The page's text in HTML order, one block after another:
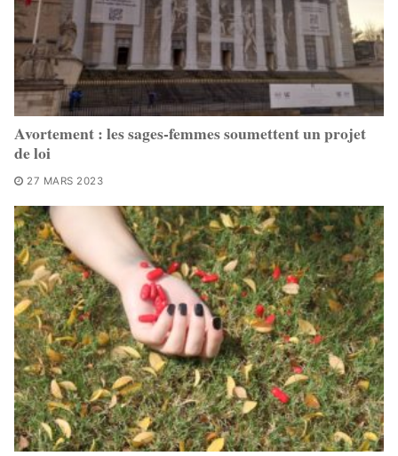
Avortement : les sages-femmes soumettent un projet
de loi
27 MARS 2023